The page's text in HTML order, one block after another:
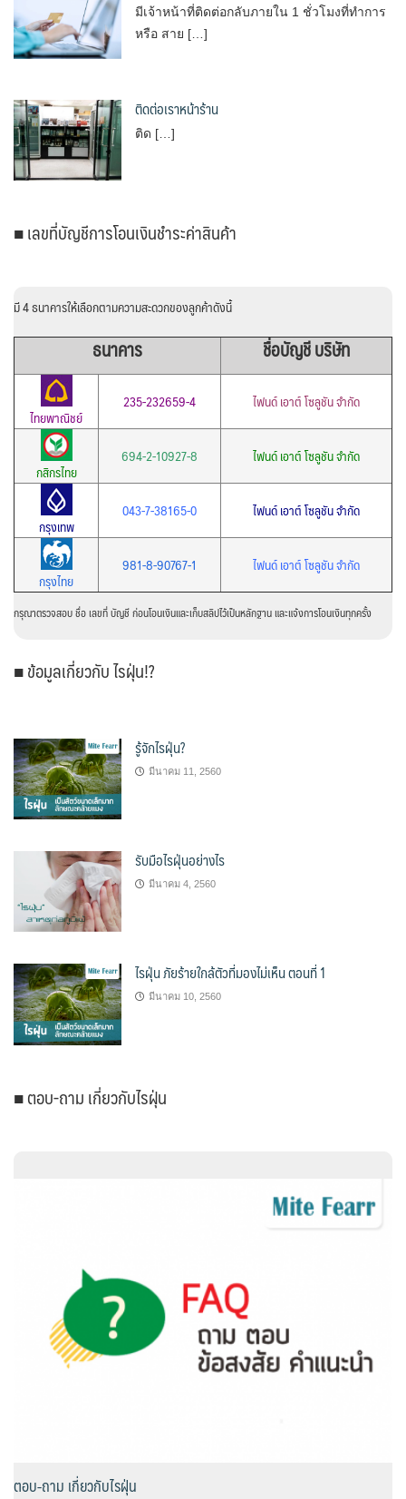
มีเจ้าหน้าที่ติดต่อกลับภายใน 1 ชั่วโมงที่ทำการ
หรือ สาย […]
ติดต่อเราหน้าร้าน
ติด […]
■ เลขที่บัญชีการโอนเงินชำระค่าสินค้า
มี 4 ธนาคารให้เลือกตามความสะดวกของลูกค้าดังนี้
ธนาคาร ชื่อบัญชี บริษัท
ไทยพาณิชย์
235-232659-4 ไฟนด์ เอาต์ โซลูชัน จำกัด
กสิกรไทย
694-2-10927-8 ไฟนด์ เอาต์ โซลูชัน จำกัด
กรุงเทพ
043-7-38165-0 ไฟนด์ เอาต์ โซลูชัน จำกัด
กรุงไทย
981-8-90767-1 ไฟนด์ เอาต์ โซลูชัน จำกัด
กรุณาตรวจสอบ ชื่อ เลขที่ บัญชี ก่อนโอนเงินและเก็บสลิปไว้เป็นหลักฐาน และแจ้งการโอนเงินทุกครั้ง
■ ข้อมูลเกี่ยวกับ ไรฝุ่น!?
รู้จักไรฝุ่น?
มีนาคม 11, 2560
รับมือไรฝุ่นอย่างไร
มีนาคม 4, 2560
ไรฝุ่น ภัยร้ายใกล้ตัวที่มองไม่เห็น ตอนที่ 1
มีนาคม 10, 2560
■ ตอบ-ถาม เกี่ยวกับไรฝุ่น
ตอบ-ถาม เกี่ยวกับไรฝุ่น